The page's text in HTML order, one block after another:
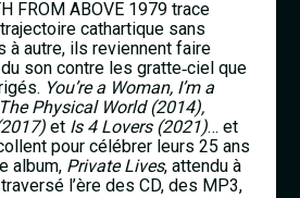
FROM ABOVE 1979 trace
cathartique sans
à autre, ils reviennent faire
son contre les gratte‑ciel que
You’re a Woman, I’m a
Physical World (2014),
et Is 4 Lovers (2021)… et
pour célébrer leurs 25 ans
album, Private Lives, attendu à
l’ère des CD, des MP3,